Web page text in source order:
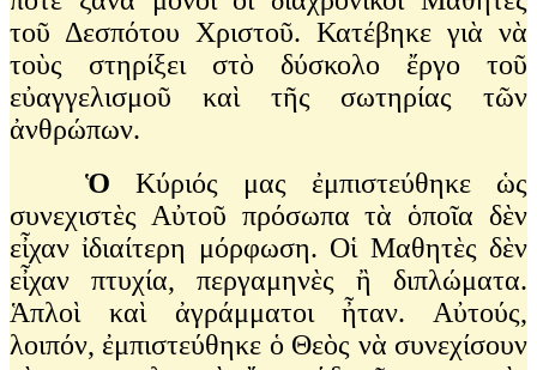
τοῦ Δεσπότου Χριστοῦ. Κατέβηκε γιὰ νὰ
τοὺς στηρίξει στὸ δύσκολο ἔργο τοῦ
εὐαγγελισμοῦ καὶ τῆς σωτηρίας τῶν
ἀνθρώπων.
Ὁ Κύριός μας ἐμπιστεύθηκε ὡς
συνεχιστὲς Αὐτοῦ πρόσωπα τὰ ὁποῖα δὲν
εἶχαν ἰδιαίτερη μόρφωση. Οἱ Μαθητὲς δὲν
εἶχαν πτυχία, περγαμηνὲς ἢ διπλώματα.
Ἁπλοὶ καὶ ἀγράμματοι ἦταν. Αὐτούς,
λοιπόν, ἐμπιστεύθηκε ὁ Θεὸς νὰ συνεχίσουν